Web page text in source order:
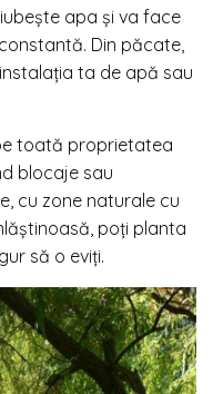
apa și va face
Din păcate,
ta de apă sau
toată proprietatea
blocaje sau
cu zone naturale cu
poți planta
să o eviți.